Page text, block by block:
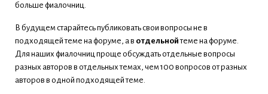
больше фиалочниц.
В будущем старайтесь публиковать свои вопросы не в
подходящей теме на форуме, а в отдельнойтеме на форуме.
Для наших фиалочниц проще обсуждать отдельные вопросы
разных авторов в отдельных темах, чем 100 вопросов от разных
авторов в одной подходящей теме.